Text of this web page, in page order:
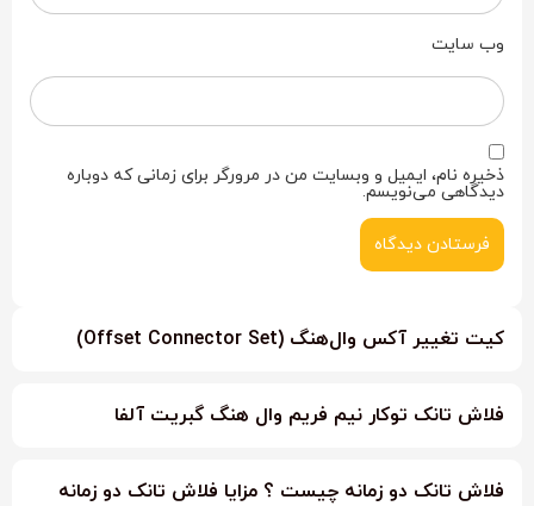
وب‌ سایت
ذخیره نام، ایمیل و وبسایت من در مرورگر برای زمانی که دوباره
دیدگاهی می‌نویسم.
کیت تغییر آکس وال‌هنگ (Offset Connector Set)
فلاش تانک توکار نیم فریم وال هنگ گبریت آلفا
فلاش تانک دو زمانه چیست ؟ مزایا فلاش تانک دو زمانه